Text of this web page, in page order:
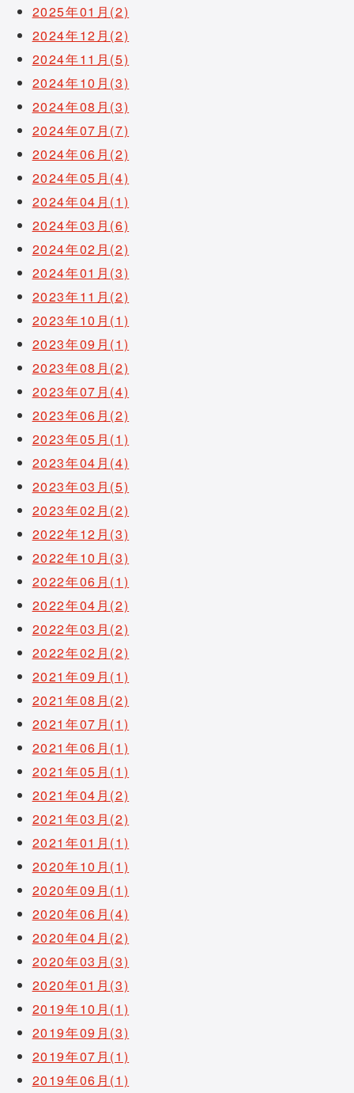
2025年01月(2)
2024年12月(2)
2024年11月(5)
2024年10月(3)
2024年08月(3)
2024年07月(7)
2024年06月(2)
2024年05月(4)
2024年04月(1)
2024年03月(6)
2024年02月(2)
2024年01月(3)
2023年11月(2)
2023年10月(1)
2023年09月(1)
2023年08月(2)
2023年07月(4)
2023年06月(2)
2023年05月(1)
2023年04月(4)
2023年03月(5)
2023年02月(2)
2022年12月(3)
2022年10月(3)
2022年06月(1)
2022年04月(2)
2022年03月(2)
2022年02月(2)
2021年09月(1)
2021年08月(2)
2021年07月(1)
2021年06月(1)
2021年05月(1)
2021年04月(2)
2021年03月(2)
2021年01月(1)
2020年10月(1)
2020年09月(1)
2020年06月(4)
2020年04月(2)
2020年03月(3)
2020年01月(3)
2019年10月(1)
2019年09月(3)
2019年07月(1)
2019年06月(1)